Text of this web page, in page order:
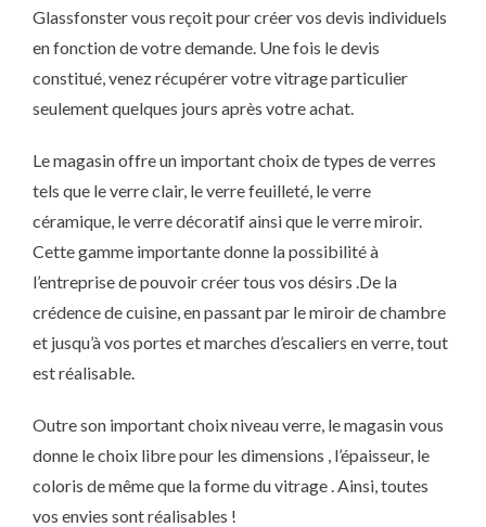
Glassfonster vous reçoit pour créer vos devis individuels
en fonction de votre demande. Une fois le devis
constitué, venez récupérer votre vitrage particulier
seulement quelques jours après votre achat.
Le magasin offre un important choix de types de verres
tels que le verre clair, le verre feuilleté, le verre
céramique, le verre décoratif ainsi que le verre miroir.
Cette gamme importante donne la possibilité à
l’entreprise de pouvoir créer tous vos désirs .De la
crédence de cuisine, en passant par le miroir de chambre
et jusqu’à vos portes et marches d’escaliers en verre, tout
est réalisable.
Outre son important choix niveau verre, le magasin vous
donne le choix libre pour les dimensions , l’épaisseur, le
coloris de même que la forme du vitrage . Ainsi, toutes
vos envies sont réalisables !